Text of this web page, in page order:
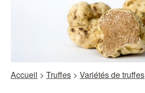
Accueil > Truffes > Variétés de truffes